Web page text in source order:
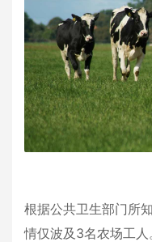
根据公共卫生部门所
情仅波及 3名农场工